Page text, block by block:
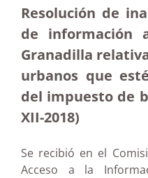
Resolución de
de información
Granadilla
urbanos que
del impuesto de
XII-2018)
Se recibió en el
Acceso a la